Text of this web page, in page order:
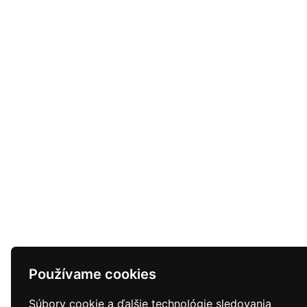
Používame cookies
Súbory cookie a ďalšie technológie sledovania